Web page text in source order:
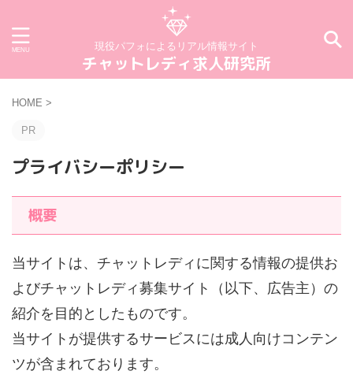
現役パフォによるリアル情報サイト
チャットレディ求人研究所
HOME >
PR
プライバシーポリシー
概要
当サイトは、チャットレディに関する情報の提供お
よびチャットレディ募集サイト（以下、広告主）の
紹介を目的としたものです。
当サイトが提供するサービスには成人向けコンテン
ツが含まれております。